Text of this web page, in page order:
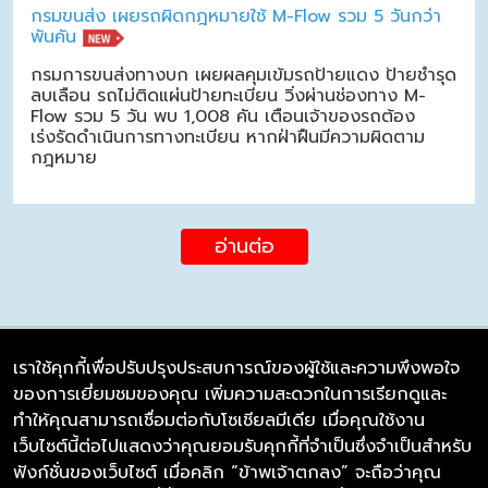
กรมขนส่ง เผยรถผิดกฎหมายใช้ M-Flow รวม 5 วันกว่า
พันคัน
กรมการขนส่งทางบก เผยผลคุมเข้มรถป้ายแดง ป้ายชำรุด
ลบเลือน รถไม่ติดแผ่นป้ายทะเบียน วิ่งผ่านช่องทาง M-
Flow รวม 5 วัน พบ 1,008 คัน เตือนเจ้าของรถต้อง
เร่งรัดดำเนินการทางทะเบียน หากฝ่าฝืนมีความผิดตาม
กฎหมาย
อ่านต่อ
บริษัท ซิมลิงค์ จำกัด
98/226 Bangrakyai-Baanmai Road,
Bangyai, Nonthaburi 11140
เราใช้คุกกี้เพื่อปรับปรุงประสบการณ์ของผู้ใช้และความพึงพอใจ
ของการเยี่ยมชมของคุณ เพิ่มความสะดวกในการเรียกดูและ
ทำให้คุณสามารถเชื่อมต่อกับโซเชียลมีเดีย เมื่อคุณใช้งาน
เว็บไซต์นี้ต่อไปแสดงว่าคุณยอมรับคุกกี้ที่จำเป็นซึ่งจำเป็นสำหรับ
ฟังก์ชั่นของเว็บไซต์ เมื่อคลิก “ข้าพเจ้าตกลง” จะถือว่าคุณ